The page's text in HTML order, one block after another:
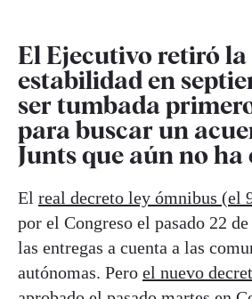
El Ejecutivo retiró la
estabilidad en
ser tumbada
para buscar un
Junts que aún no
El real decreto ley ómnibus (el
por el Congreso el pasado 22
las entregas a cuenta a las
autónomas. Pero el nuevo